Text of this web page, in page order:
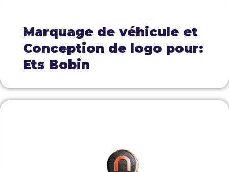
Marquage de véhicule et
Conception de logo pour:
Ets Bobin